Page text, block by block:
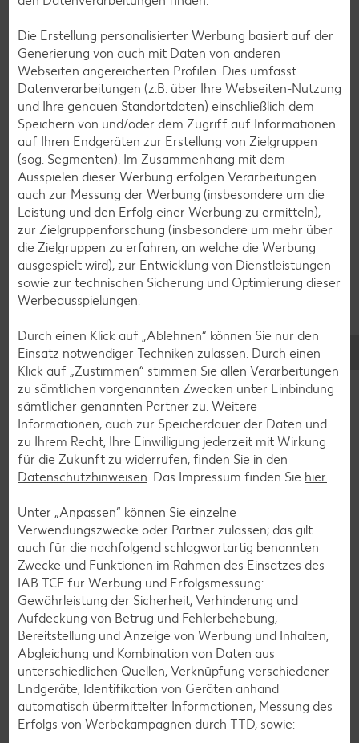
Smoothie-Rezepte
Bowle-Rezepte
Cocktail-Rezepte
Avocado-Rezepte
Erdbeer-Rezepte
Blaubeer-Rezepte
Bananen-Rezepte
Zurück zu allen Rezepten
Glutenfreie Rezepte
Wer auf Gluten verzichtet, muss nicht automatisch auf
Vielfalt und Geschmack verzichten. Ob süß oder herzhaft –
mit unseren glutenfreien Rezepten zauberst du dir Gerichte,
die nicht nur verträglich, sondern auch richtig lecker sind.
Rezepte entdecken
Die Erstellung personalisierter Werbung basiert auf der
Generierung von auch mit Daten von anderen
Webseiten angereicherten Profilen. Dies umfasst
Datenverarbeitungen (z.B. über Ihre Webseiten-Nutzung
und Ihre genauen Standortdaten) einschließlich dem
Speichern von und/oder dem Zugriff auf Informationen
auf Ihren Endgeräten zur Erstellung von Zielgruppen
(sog. Segmenten). Im Zusammenhang mit dem
Ausspielen dieser Werbung erfolgen Verarbeitungen
auch zur Messung der Werbung (insbesondere um die
Leistung und den Erfolg einer Werbung zu ermitteln),
zur Zielgruppenforschung (insbesondere um mehr über
die Zielgruppen zu erfahren, an welche die Werbung
ausgespielt wird), zur Entwicklung von Dienstleistungen
sowie zur technischen Sicherung und Optimierung dieser
Werbeausspielungen.
Durch einen Klick auf „Ablehnen“ können Sie nur den
Einsatz notwendiger Techniken zulassen. Durch einen
Klick auf „Zustimmen“ stimmen Sie allen Verarbeitungen
zu sämtlichen vorgenannten Zwecken unter Einbindung
sämtlicher genannten Partner zu. Weitere
Informationen, auch zur Speicherdauer der Daten und
zu Ihrem Recht, Ihre Einwilligung jederzeit mit Wirkung
für die Zukunft zu widerrufen, finden Sie in den
Datenschutzhinweisen. Das Impressum finden Sie hier.
Unter „Anpassen“ können Sie einzelne
Verwendungszwecke oder Partner zulassen; das gilt
auch für die nachfolgend schlagwortartig benannten
Zwecke und Funktionen im Rahmen des Einsatzes des
IAB TCF für Werbung und Erfolgsmessung:
Gewährleistung der Sicherheit, Verhinderung und
Aufdeckung von Betrug und Fehlerbehebung,
Bereitstellung und Anzeige von Werbung und Inhalten,
Abgleichung und Kombination von Daten aus
unterschiedlichen Quellen, Verknüpfung verschiedener
Endgeräte, Identifikation von Geräten anhand
automatisch übermittelter Informationen, Messung des
Erfolgs von Werbekampagnen durch TTD, sowie: